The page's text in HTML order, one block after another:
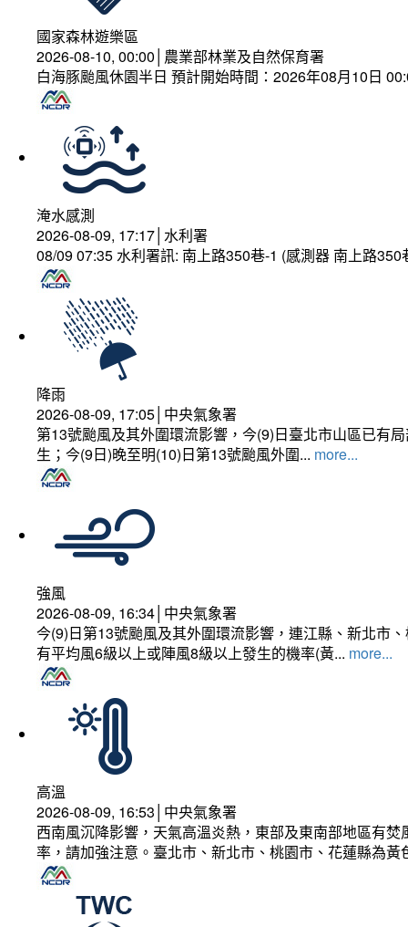
國家森林遊樂區
2026-08-10, 00:00│農業部林業及自然保育署
白海豚颱風休園半日 預計開始時間：2026年08月10日
淹水感測
2026-08-09, 17:17│水利署
08/09 07:35 水利署訊: 南上路350巷-1 (感測器 南上路
降雨
2026-08-09, 17:05│中央氣象署
第13號颱風及其外圍環流影響，今(9)日臺北市山區已有
生；今(9日)晚至明(10)日第13號颱風外圍... more...
強風
2026-08-09, 16:34│中央氣象署
今(9)日第13號颱風及其外圍環流影響，連江縣、新北市
有平均風6級以上或陣風8級以上發生的機率(黃... more...
高溫
2026-08-09, 16:53│中央氣象署
西南風沉降影響，天氣高溫炎熱，東部及東南部地區有
率，請加強注意。臺北市、新北市、桃園市、花蓮縣為